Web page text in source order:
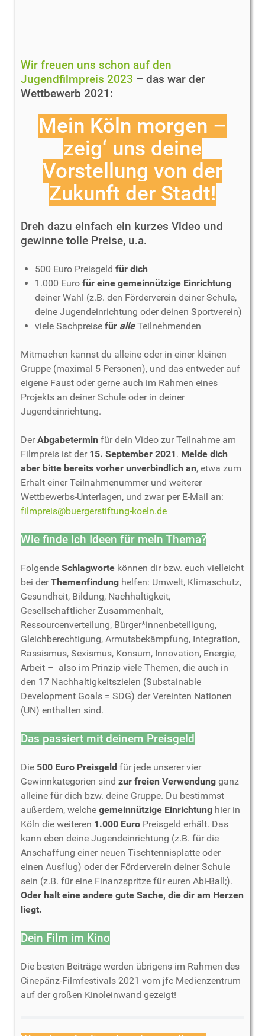
Wir freuen uns schon auf den
Jugendfilmpreis 2023 – das war der
Wettbewerb 2021:
Mein Köln morgen –
zeig‘ uns deine
Vorstellung von der
Zukunft der Stadt!
Dreh dazu einfach ein kurzes Video und
gewinne tolle Preise, u.a.
500 Euro Preisgeld für dich
1.000 Euro für eine gemeinnützige Einrichtung
deiner Wahl (z.B. den Förderverein deiner Schule,
deine Jugendeinrichtung oder deinen Sportverein)
viele Sachpreise für alleTeilnehmenden
Mitmachen kannst du alleine oder in einer kleinen
Gruppe (maximal 5 Personen), und das entweder auf
eigene Faust oder gerne auch im Rahmen eines
Projekts an deiner Schule oder in deiner
Jugendeinrichtung.
DerAbgabetermin für dein Video zur Teilnahme am
Filmpreis ist der15. September 2021. Melde dich
aber bitte bereits vorher unverbindlich an, etwa zum
Erhalt einer Teilnahmenummer und weiterer
Wettbewerbs-Unterlagen, und zwar per E-Mail an:
filmpreis@buergerstiftung-koeln.de
Wie finde ich Ideen für mein Thema?
Folgende Schlagworte können dir bzw. euch vielleicht
bei derThemenfindung helfen: Umwelt, Klimaschutz,
Gesundheit, Bildung, Nachhaltigkeit,
Gesellschaftlicher Zusammenhalt,
Ressourcenverteilung, Bürger*innenbeteiligung,
Gleichberechtigung, Armutsbekämpfung, Integration,
Rassismus, Sexismus, Konsum, Innovation, Energie,
Arbeit – also im Prinzip viele Themen, die auch in
den 17 Nachhaltigkeitszielen (Substainable
Development Goals = SDG) der Vereinten Nationen
(UN) enthalten sind.
Das passiert mit deinem Preisgeld
Die 500 Euro Preisgeld für jede unserer vier
Gewinnkategorien sind zur freien Verwendung ganz
alleine für dich bzw. deine Gruppe. Du bestimmst
außerdem, welche gemeinnützige Einrichtung hier in
Köln die weiteren 1.000 Euro Preisgeld erhält. Das
kann eben deine Jugendeinrichtung (z.B. für die
Anschaffung einer neuen Tischtennisplatte oder
einen Ausflug) oder der Förderverein deiner Schule
sein (z.B. für eine Finanzspritze für euren Abi-Ball;).
Oder halt eine andere gute Sache, die dir am Herzen
liegt.
Dein Film im Kino
Die besten Beiträge werden übrigens im Rahmen des
Cinepänz-Filmfestivals 2021 vom jfc Medienzentrum
auf der großen Kinoleinwand gezeigt!